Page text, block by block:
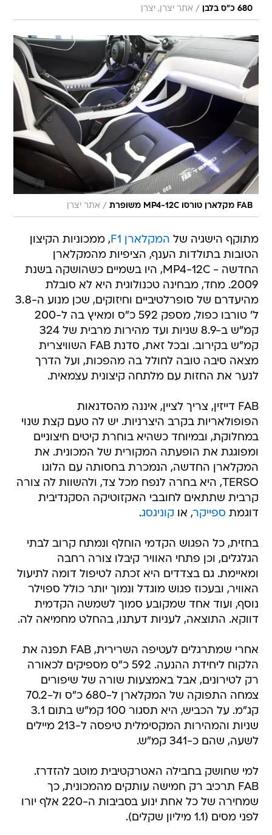
680 כ"ס בלבן / אתר יצרן, יצרן
FAB מקלארן טורסו MP4-12C משופרת / אתר יצרן
מתוקף הישגיה של המקלארן F1
, ממכוניות הקיצון
הטובות בתולדות הענף, הציפיות מהמקלארן
החדשה - MP4-12C, היו בשמיים כשהושקה בשנת
2009. מחד, מבחינה טכנולוגית היא לא סובלת
מהיעדרם של סופרלטיביים וחיזוקים, שכן מנוע ה-3.8
ל' טורבו כפול, מספק 592 כ"ס ומאיץ בה ל-200
קמ"ש ב-8.9 שניות ועד מהירות מרבית של 324
קמ"ש בקירוב. ובכל זאת, סדנת FAB השוויצרית
מצאה סיבה טובה לחולל בה מהפכות, ועל הדרך
לנער את החזות עם מלתחה קיצונית עצמאית.
FAB דייזין, צריך לציין, איננה מהסדנאות
הפופולאריות בקרב היצרניות. יש לה טעם קצת שנוי
במחלוקת, ובמיוחד כשהיא בוחרת קיטים חיצוניים
ומפוגגת את הופעתה המקורית של המכונית. את
המקלארן החדשה, הנמכרת בחסותה עם הלוגו
TERSO, היא בחרה לנפח מכל צד, ולהשוות לה צורה
קרבית שתתאים לחובבי האקזוטיקה הסקנדיבית
דוגמת ספייקר, או קוניגסג.
בחזית, כל הפגוש הקדמי הוחלף ונמתח קרוב לבתי
הגלגלים, וכן פתחי האוויר קיבלו צורה רחבה
ומאיימת. גם בצדדים היא זכתה לטיפול דומה לתיעול
האוויר, ובעכוז פגוש מוגדל ונמוך יותר כולל ספוילר
נוסף, ועוד אחד שמקובע סמוך לשמשה הקדמית
דווקא. התוצאה, לעניות דעתנו, בהחלט מחמיאה לה.
אחרי שמתרגלים לעטיפה השרירית, FAB תפנה את
הלקוח ליחידת ההנעה. 592 כ"ס מספיקים לכאורה
רק לטירונים, אבל באמצעות שורה של שיפורים
צמחה התפוקה של המקלארן ל-680 כ"ס ול-70.2
קג"מ. על הכביש, היא תסגור 100 קמ"ש בתום 3.1
שניות והמהירות המקסימלית טיפסה ל-213 מיילים
לשעה, שהם כ-341 קמ"ש.
למי שחושק בחבילה האטרקטיבית מוטב להזדרז.
FAB תרכיב רק חמישה עותקים מהמכונית, כך
שמחירה של כל אחת ינוע בסביבות ה-220 אלף יורו
לפני מסים (1.1 מיליון שקלים).